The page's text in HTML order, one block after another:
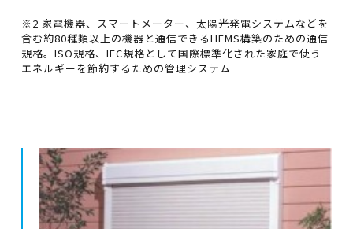
※2 家電機器、スマートメーター、太陽光発電システムなどを
含む約80種類以上の機器と通信できるHEMS構築のための通信
規格。ISO規格、IEC規格として国際標準化された家庭で使う
エネルギーを節約するための管理システム